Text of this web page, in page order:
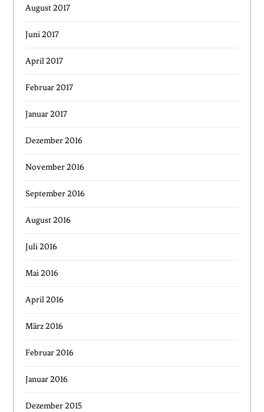
August 2017
Juni 2017
April 2017
Februar 2017
Januar 2017
Dezember 2016
November 2016
September 2016
August 2016
Juli 2016
Mai 2016
April 2016
März 2016
Februar 2016
Januar 2016
Dezember 2015